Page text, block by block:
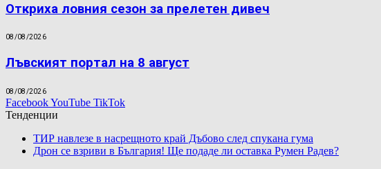
Откриха ловния сезон за прелетен дивеч
08/08/2026
Лъвският портал на 8 август
08/08/2026
FacebookYouTube TikTok
Тенденции
ТИР навлезе в насрещното край Дъбово след спукана гума
Дрон се взриви в България! Ще подаде ли оставка Румен Радев?